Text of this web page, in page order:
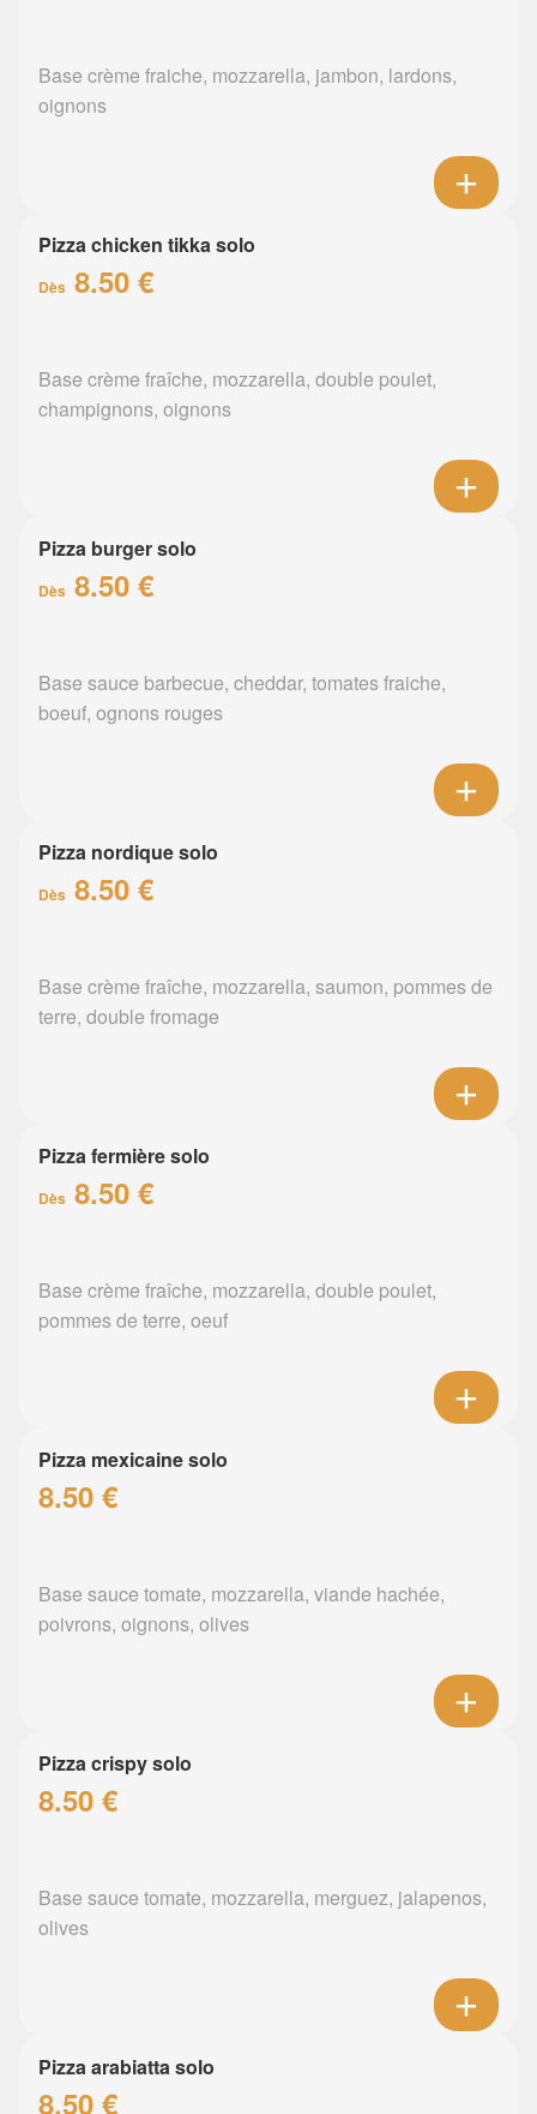
Base crème fraiche, mozzarella, jambon, lardons,
oignons
Pizza chicken tikka solo
Dès 8.50 €
Base crème fraîche, mozzarella, double poulet,
champignons, oignons
Pizza burger solo
Dès 8.50 €
Base sauce barbecue, cheddar, tomates fraiche,
boeuf, ognons rouges
Pizza nordique solo
Dès 8.50 €
Base crème fraîche, mozzarella, saumon, pommes de
terre, double fromage
Pizza fermière solo
Dès 8.50 €
Base crème fraîche, mozzarella, double poulet,
pommes de terre, oeuf
Pizza mexicaine solo
8.50 €
Base sauce tomate, mozzarella, viande hachée,
poivrons, oignons, olives
Pizza crispy solo
8.50 €
Base sauce tomate, mozzarella, merguez, jalapenos,
olives
Pizza arabiatta solo
8.50 €